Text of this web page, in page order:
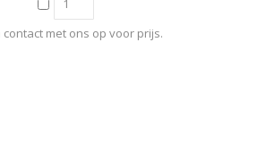
contact met ons op voor prijs.